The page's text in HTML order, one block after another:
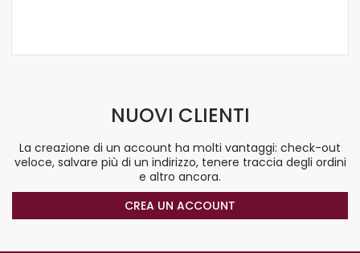
NUOVI CLIENTI
La creazione di un account ha molti vantaggi: check-out
veloce, salvare più di un indirizzo, tenere traccia degli ordini
e altro ancora.
CREA UN ACCOUNT